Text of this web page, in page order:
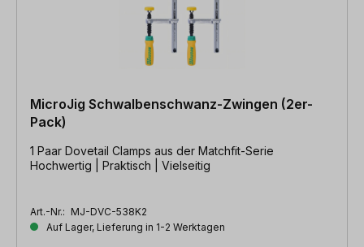
MicroJig Schwalbenschwanz-Zwingen (2er-
Pack)
1 Paar Dovetail Clamps aus der Matchfit-Serie
Hochwertig | Praktisch | Vielseitig
Art.-Nr.: MJ-DVC-538K2
Auf Lager, Lieferung in 1-2 Werktagen